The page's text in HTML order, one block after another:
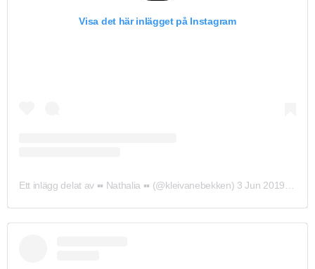
Visa det här inlägget på Instagram
Ett inlägg delat av ▪▪ Nathalia ▪▪ (@kleivanebekken) 3 Jun 2019 kl. 12:40 PDT